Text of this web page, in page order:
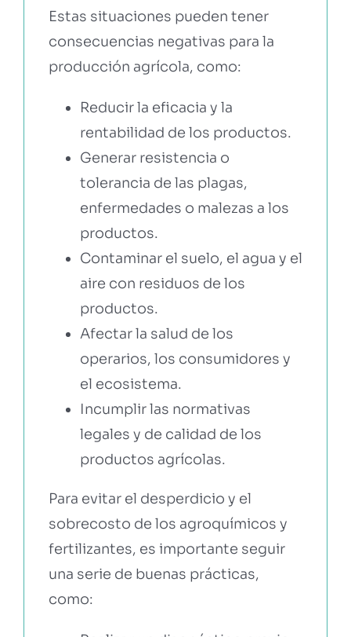
Estas situaciones pueden tener
consecuencias negativas para la
producción agrícola, como:
Reducir la eficacia y la
rentabilidad de los productos.
Generar resistencia o
tolerancia de las plagas,
enfermedades o malezas a los
productos.
Contaminar el suelo, el agua y el
aire con residuos de los
productos.
Afectar la salud de los
operarios, los consumidores y
el ecosistema.
Incumplir las normativas
legales y de calidad de los
productos agrícolas.
Para evitar el desperdicio y el
sobrecosto de los agroquímicos y
fertilizantes, es importante seguir
una serie de buenas prácticas,
como: